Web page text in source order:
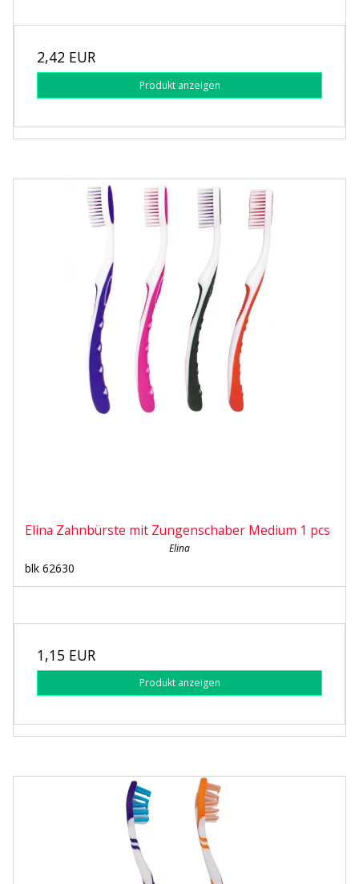
2,42 EUR
Produkt anzeigen
Elina Zahnbürste mit Zungenschaber Medium 1 pcs
Elina
blk 62630
1,15 EUR
Produkt anzeigen